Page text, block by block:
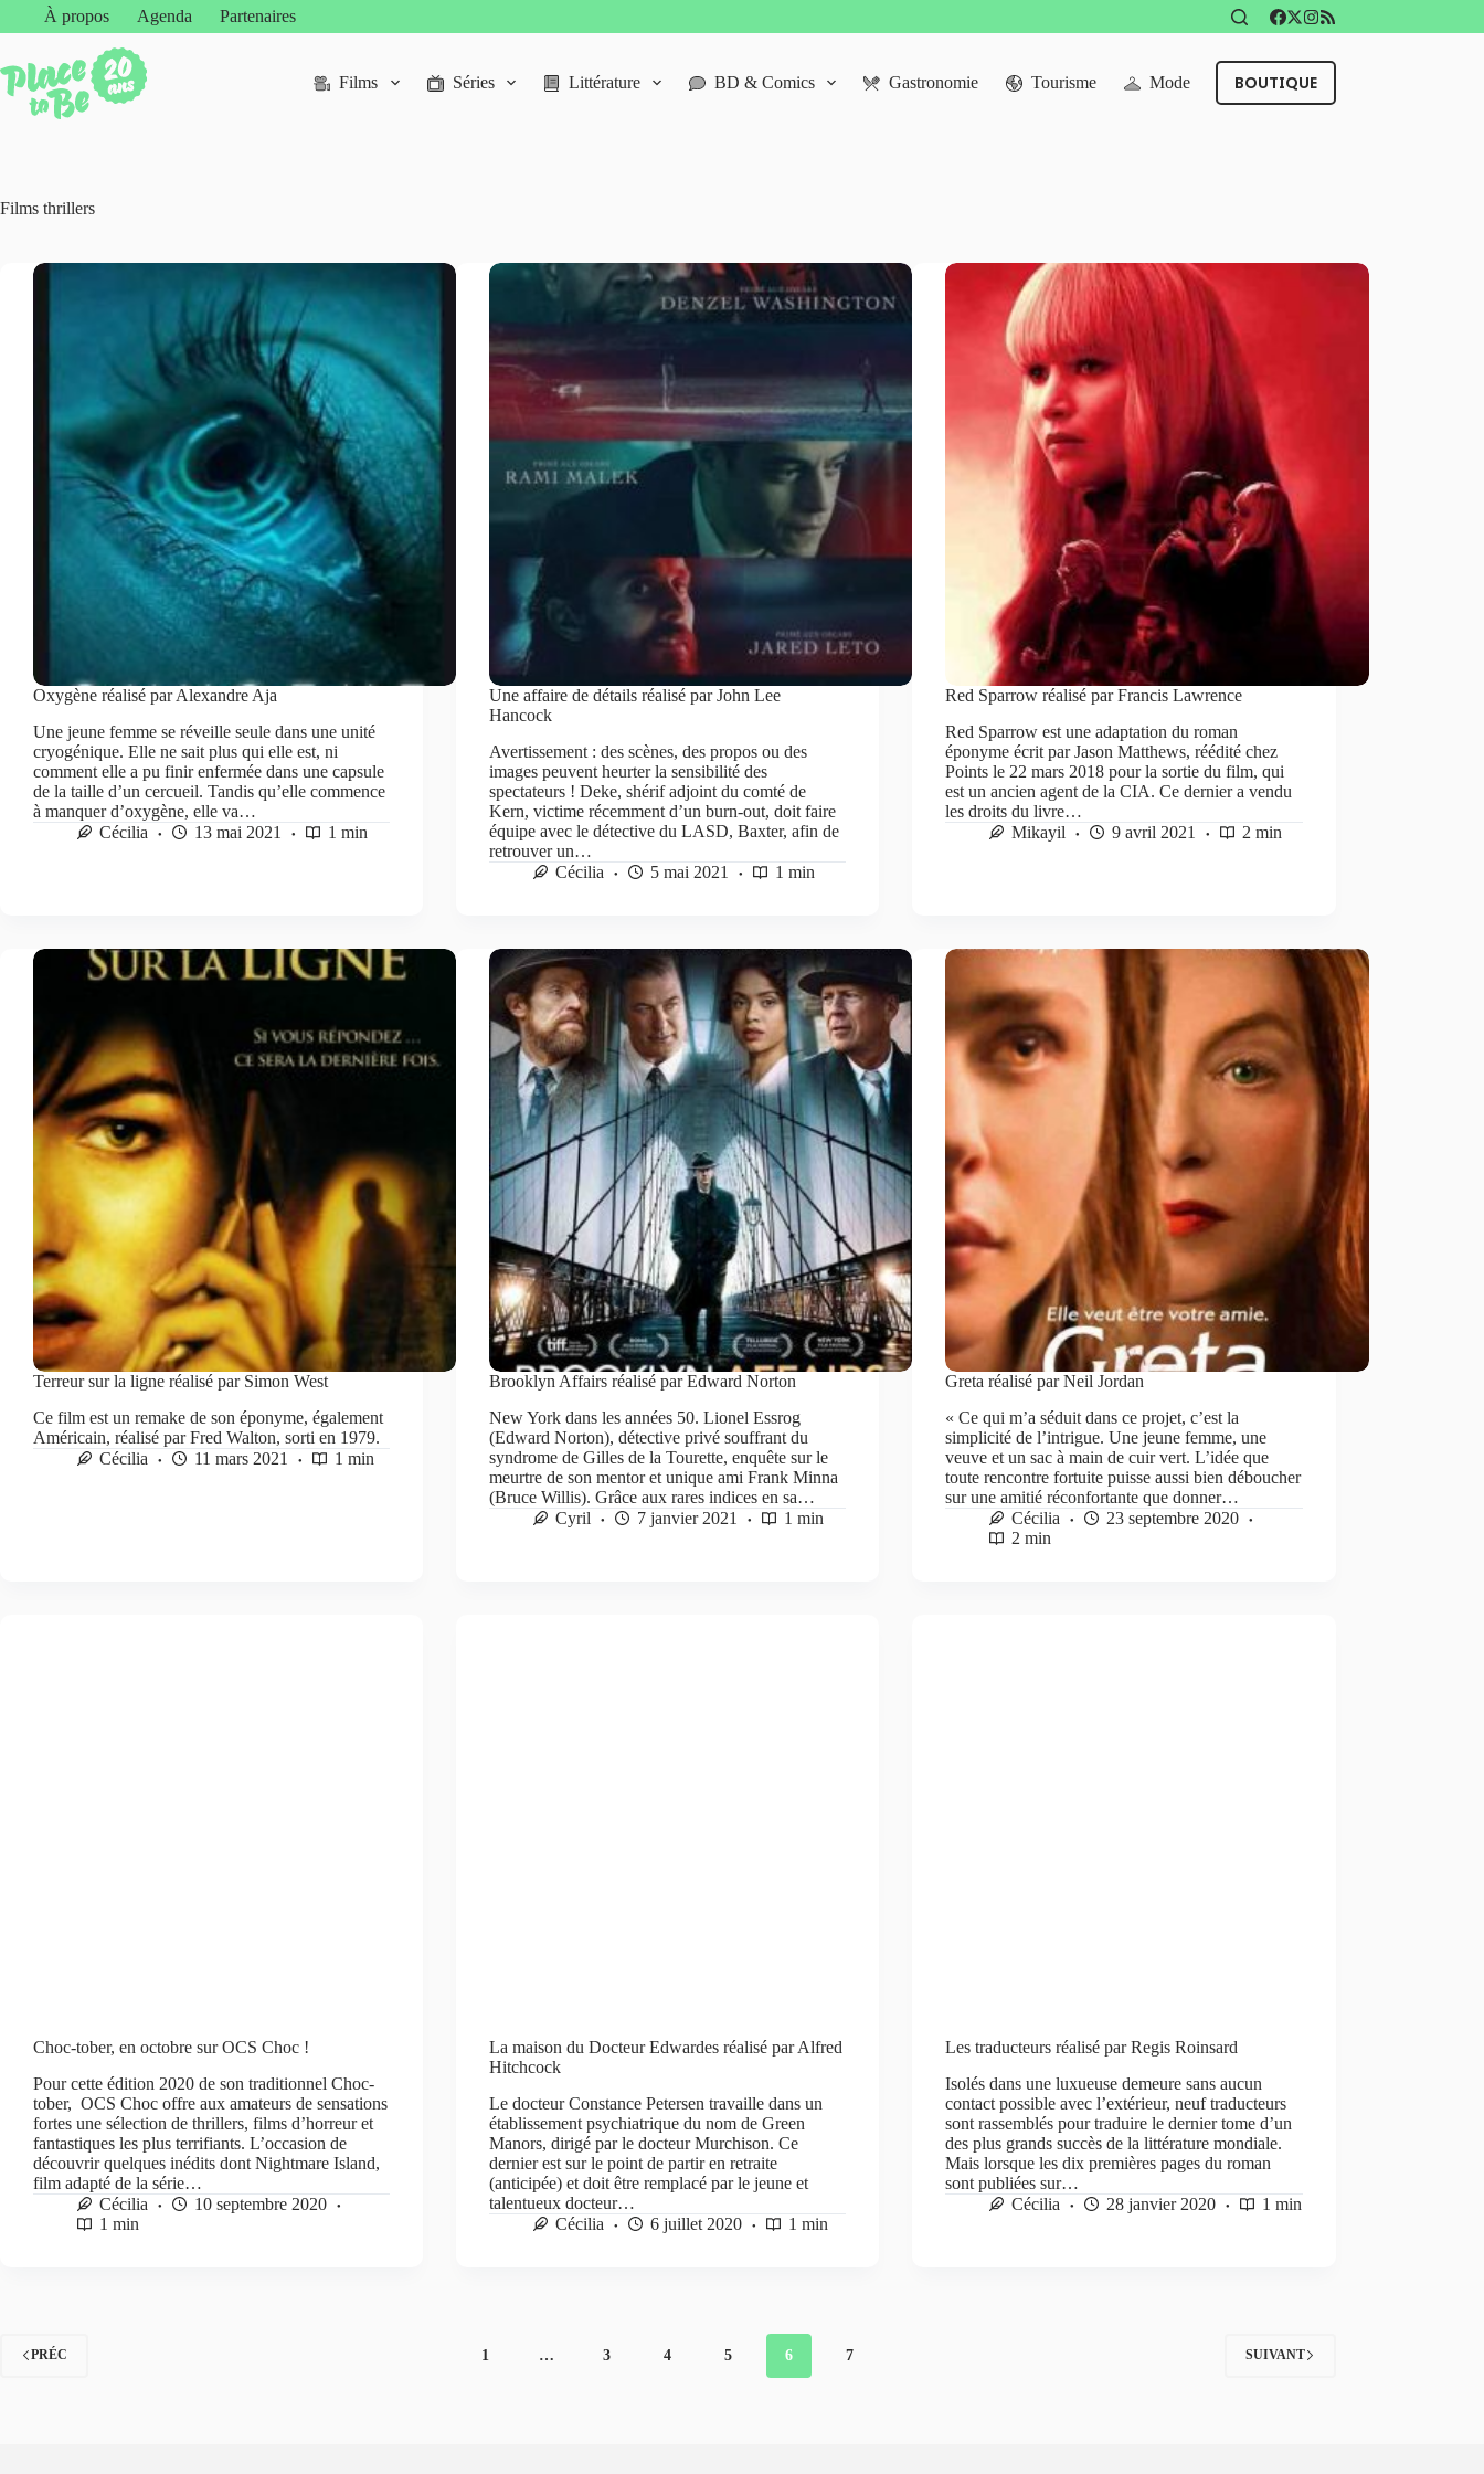
À propos Agenda Partenaires
Films Séries Littérature BD & Comics Gastronomie Tourisme Mode BOUTIQUE
Films thrillers
Oxygène réalisé par Alexandre Aja
Une jeune femme se réveille seule dans une unité
cryogénique. Elle ne sait plus qui elle est, ni
comment elle a pu finir enfermée dans une capsule
de la taille d’un cercueil. Tandis qu’elle commence
à manquer d’oxygène, elle va…
Cécilia
13 mai 2021 1 min
Une affaire de détails réalisé par John Lee
Hancock
Avertissement : des scènes, des propos ou des
images peuvent heurter la sensibilité des
spectateurs ! Deke, shérif adjoint du comté de
Kern, victime récemment d’un burn-out, doit faire
équipe avec le détective du LASD, Baxter, afin de
retrouver un…
Cécilia
5 mai 2021 1 min
Red Sparrow réalisé par Francis Lawrence
Red Sparrow est une adaptation du roman
éponyme écrit par Jason Matthews, réédité chez
Points le 22 mars 2018 pour la sortie du film, qui
est un ancien agent de la CIA. Ce dernier a vendu
les droits du livre…
Mikayil
9 avril 2021 2 min
Terreur sur la ligne réalisé par Simon West
Ce film est un remake de son éponyme, également
Américain, réalisé par Fred Walton, sorti en 1979.
Cécilia
11 mars 2021 1 min
Brooklyn Affairs réalisé par Edward Norton
New York dans les années 50. Lionel Essrog
(Edward Norton), détective privé souffrant du
syndrome de Gilles de la Tourette, enquête sur le
meurtre de son mentor et unique ami Frank Minna
(Bruce Willis). Grâce aux rares indices en sa…
Cyril
7 janvier 2021 1 min
Greta réalisé par Neil Jordan
« Ce qui m’a séduit dans ce projet, c’est la
simplicité de l’intrigue. Une jeune femme, une
veuve et un sac à main de cuir vert. L’idée que
toute rencontre fortuite puisse aussi bien déboucher
sur une amitié réconfortante que donner…
Cécilia
23 septembre 2020
2 min
Choc-tober, en octobre sur OCS Choc !
Pour cette édition 2020 de son traditionnel Choc-
tober, OCS Choc offre aux amateurs de sensations
fortes une sélection de thrillers, films d’horreur et
fantastiques les plus terrifiants. L’occasion de
découvrir quelques inédits dont Nightmare Island,
film adapté de la série…
Cécilia
10 septembre 2020
1 min
La maison du Docteur Edwardes réalisé par Alfred
Hitchcock
Le docteur Constance Petersen travaille dans un
établissement psychiatrique du nom de Green
Manors, dirigé par le docteur Murchison. Ce
dernier est sur le point de partir en retraite
(anticipée) et doit être remplacé par le jeune et
talentueux docteur…
Cécilia
6 juillet 2020 1 min
Les traducteurs réalisé par Regis Roinsard
Isolés dans une luxueuse demeure sans aucun
contact possible avec l’extérieur, neuf traducteurs
sont rassemblés pour traduire le dernier tome d’un
des plus grands succès de la littérature mondiale.
Mais lorsque les dix premières pages du roman
sont publiées sur…
Cécilia
28 janvier 2020 1 min
PRÉC 1 … 3 4 5 6 7 SUIVANT